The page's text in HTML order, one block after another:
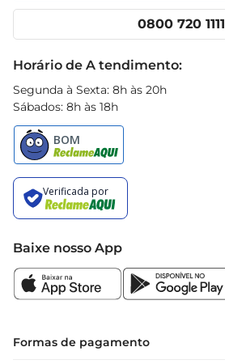
Cencosud Media
0800 720 1111
Horário de A tendimento:
Segunda à Sexta: 8h às 20h
Sábados: 8h às 18h
Baixe nosso App
Formas de pagamento